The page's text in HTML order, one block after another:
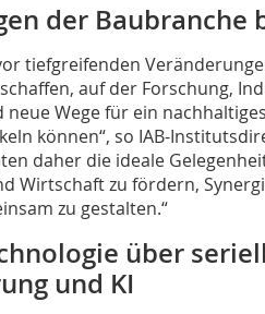
der Baubranche
tiefgreifenden
auf der Forschung,
Wege für ein
können“, so IAB-
daher die ideale
Wirtschaft zu fördern,
zu gestalten.“
über
und KI